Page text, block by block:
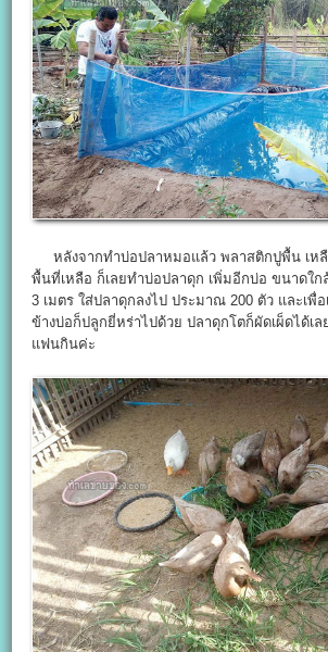
หลังจากทำบ่อปลาหมอแล้ว พลาสติกปูพื้น เหลื
พื้นที่เหลือ ก็เลยทำบ่อปลาดุก เพิ่มอีกบ่อ ขนาดใก
3 เมตร ใส่ปลาดุกลงไป ประมาณ 200 ตัว และเพื่
ข้างบ่อก็ปลูกยี่หร่าไปด้วย ปลาดุกโตก็ผัดเผ็ดได้เ
แฟนกินค่ะ